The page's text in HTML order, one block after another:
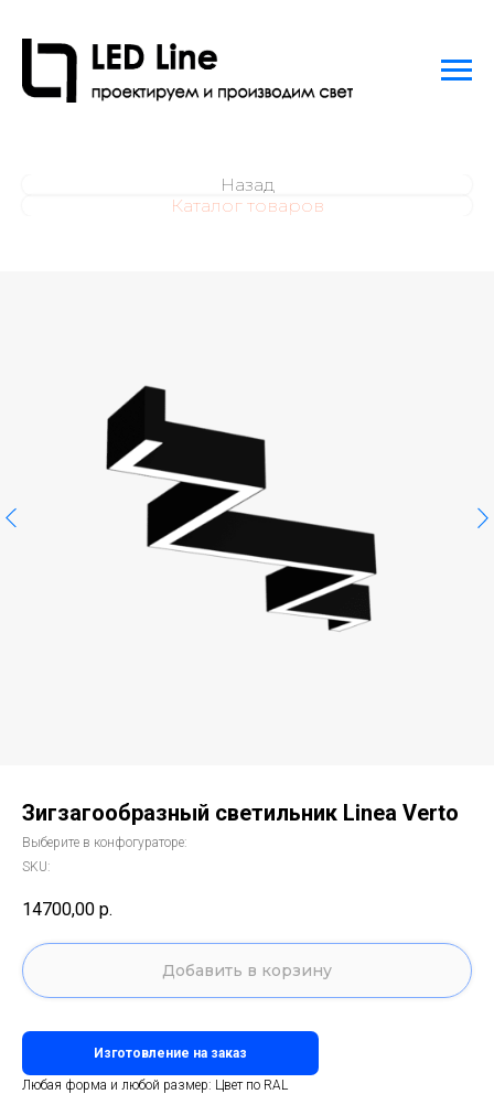
Назад
Каталог товаров
Зигзагообразный светильник Linea Verto
Выберите в конфогураторе:
SKU:
14700,00 р.
Добавить в корзину
Изготовление на заказ
Любая форма и любой размер: Цвет по RAL